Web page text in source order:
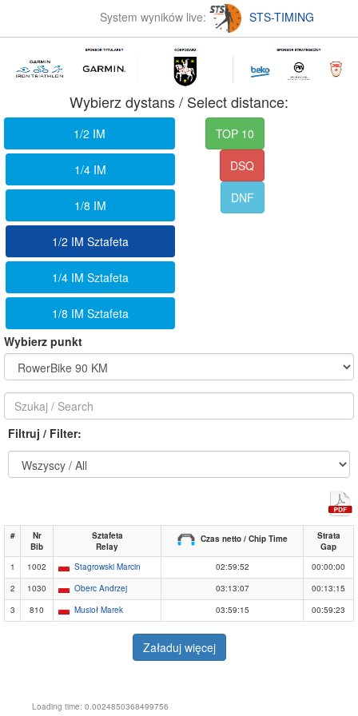
System wyników live: STS-TIMING
Wybierz dystans / Select distance:
1/2 IM
1/4 IM
1/8 IM
1/2 IM Sztafeta
1/4 IM Sztafeta
1/8 IM Sztafeta
TOP 10
DSQ
DNF
Wybierz punkt
Filtruj / Filter:
#
Nr
Bib
Sztafeta
Relay
Czas netto / Chip Time
Strata
Gap
1
1002 Stagrowski Marcin 02:59:52
00:00:00
2
1030 Oberc Andrzej 03:13:07
00:13:15
3
810 Musioł Marek 03:59:15 00:59:23
Załaduj więcej
Loading time: 0.0024850368499756